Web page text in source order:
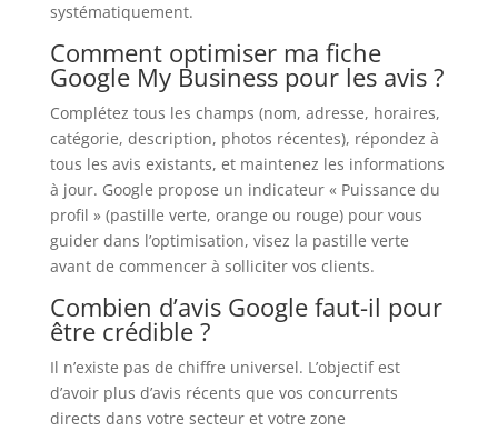
systématiquement.
Comment optimiser ma fiche
Google My Business pour les avis ?
Complétez tous les champs (nom, adresse, horaires,
catégorie, description, photos récentes), répondez à
tous les avis existants, et maintenez les informations
à jour. Google propose un indicateur « Puissance du
profil » (pastille verte, orange ou rouge) pour vous
guider dans l’optimisation, visez la pastille verte
avant de commencer à solliciter vos clients.
Combien d’avis Google faut-il pour
être crédible ?
Il n’existe pas de chiffre universel. L’objectif est
d’avoir plus d’avis récents que vos concurrents
directs dans votre secteur et votre zone